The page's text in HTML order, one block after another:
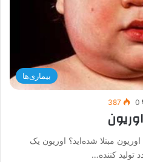
بیماری‌ها
0
387
اوریون مبتلا شده‌اید؟ اوریون یک
کننده…